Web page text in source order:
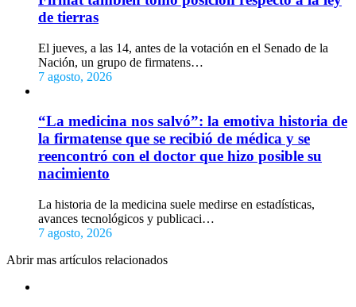
de tierras
El jueves, a las 14, antes de la votación en el Senado de la
Nación, un grupo de firmatens…
7 agosto, 2026
“La medicina nos salvó”: la emotiva historia de
la firmatense que se recibió de médica y se
reencontró con el doctor que hizo posible su
nacimiento
La historia de la medicina suele medirse en estadísticas,
avances tecnológicos y publicaci…
7 agosto, 2026
Abrir mas artículos relacionados